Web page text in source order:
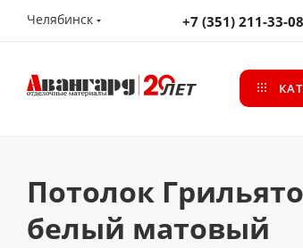
Челябинск +7 (351) 211-33-08
Потолок
белый матовый